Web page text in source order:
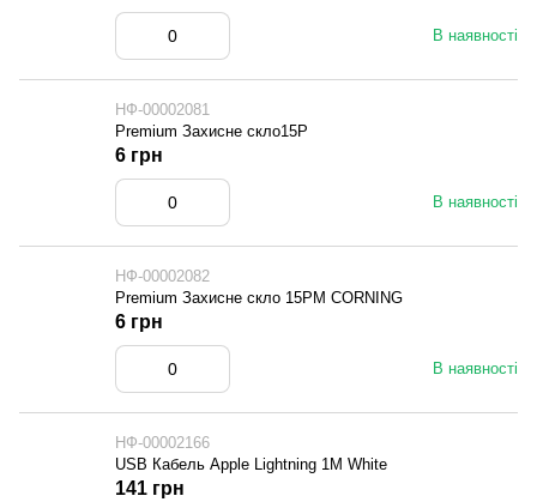
В наявності
НФ-00002081
Premium Захисне скло15P
В наявності
6 грн
НФ-00002082
Premium Захисне скло 15PM CORNING
В наявності
6 грн
НФ-00002166
USB Кабель Apple Lightning 1M White
141 грн